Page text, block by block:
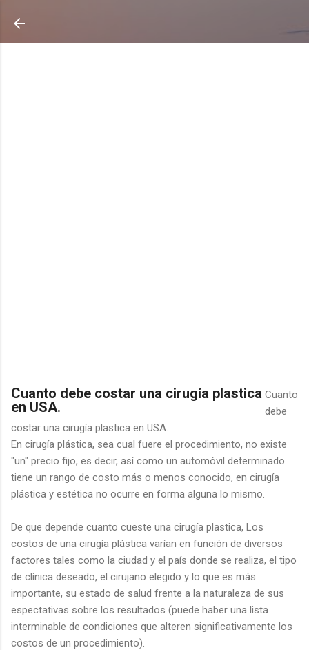
Cuanto debe costar una cirugía plastica
en USA.
Cuanto
debe
costar una cirugía plastica en USA.
En cirugía plástica, sea cual fuere el procedimiento, no existe
"un" precio fijo, es decir, así como un automóvil determinado
tiene un rango de costo más o menos conocido, en cirugía
plástica y estética no ocurre en forma alguna lo mismo.
De que depende cuanto cueste una cirugía plastica, Los
costos de una cirugía plástica varían en función de diversos
factores tales como la ciudad y el país donde se realiza, el tipo
de clínica deseado, el cirujano elegido y lo que es más
importante, su estado de salud frente a la naturaleza de sus
espectativas sobre los resultados (puede haber una lista
interminable de condiciones que alteren significativamente los
costos de un procedimiento).